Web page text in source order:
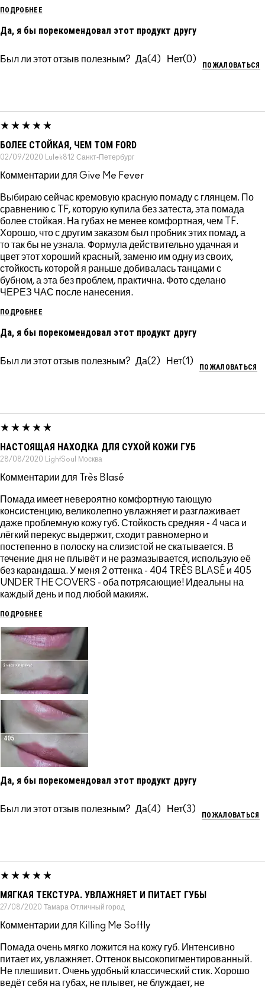
ПОДРОБНЕЕ
Да, я бы порекомендовал этот продукт другу
Был ли этот отзыв полезным? 4 0
ПОЖАЛОВАТЬСЯ
БОЛЕЕ СТОЙКАЯ, ЧЕМ TOM FORD
02/09/2020 Lulek812 Санкт-Петербург
Комментарии для Give Me Fever
Выбираю сейчас кремовую красную помаду с глянцем. По
сравнению с TF, которую купила без затеста, эта помада
более стойкая. На губах не менее комфортная, чем TF.
Хорошо, что с другим заказом был пробник этих помад, а
то так бы не узнала. Формула действительно удачная и
цвет этот хороший красный, заменю им одну из своих,
стойкость которой я раньше добивалась танцами с
бубном, а эта без проблем, практична. Фото сделано
ЧЕРЕЗ ЧАС после нанесения.
ПОДРОБНЕЕ
Да, я бы порекомендовал этот продукт другу
Был ли этот отзыв полезным? 2 1
ПОЖАЛОВАТЬСЯ
НАСТОЯЩАЯ НАХОДКА ДЛЯ СУХОЙ КОЖИ ГУБ
28/08/2020 LightSoul Москва
Комментарии для Très Blasé
Помада имеет невероятно комфортную тающую
консистенцию, великолепно увлажняет и разглаживает
даже проблемную кожу губ. Стойкость средняя - 4 часа и
лёгкий перекус выдержит, сходит равномерно и
постепенно в полоску на слизистой не скатывается. В
течение дня не плывёт и не размазывается, использую её
без карандаша. У меня 2 оттенка - 404 TRÈS BLASÉ и 405
UNDER THE COVERS - оба потрясающие! Идеальны на
каждый день и под любой макияж.
ПОДРОБНЕЕ
Да, я бы порекомендовал этот продукт другу
Был ли этот отзыв полезным? 4 3
ПОЖАЛОВАТЬСЯ
МЯГКАЯ ТЕКСТУРА. УВЛАЖНЯЕТ И ПИТАЕТ ГУБЫ
27/08/2020 Тамара Отличный город
Комментарии для Killing Me Softly
Помада очень мягко ложится на кожу губ. Интенсивно
питает их, увлажняет. Оттенок высокопигментированный.
Не плешивит. Очень удобный классический стик. Хорошо
ведёт себя на губах, не плывет, не блуждает, не